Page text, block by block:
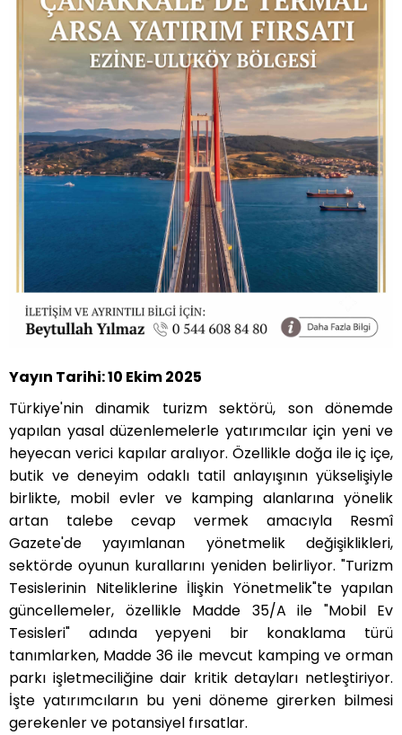
Yayın Tarihi: 10 Ekim 2025
Türkiye'nin dinamik turizm sektörü, son dönemde
yapılan yasal düzenlemelerle yatırımcılar için yeni ve
heyecan verici kapılar aralıyor. Özellikle doğa ile iç içe,
butik ve deneyim odaklı tatil anlayışının yükselişiyle
birlikte, mobil evler ve kamping alanlarına yönelik
artan talebe cevap vermek amacıyla Resmî
Gazete'de yayımlanan yönetmelik değişiklikleri,
sektörde oyunun kurallarını yeniden belirliyor. "Turizm
Tesislerinin Niteliklerine İlişkin Yönetmelik"te yapılan
güncellemeler, özellikle Madde 35/A ile "Mobil Ev
Tesisleri" adında yepyeni bir konaklama türü
tanımlarken, Madde 36 ile mevcut kamping ve orman
parkı işletmeciliğine dair kritik detayları netleştiriyor.
İşte yatırımcıların bu yeni döneme girerken bilmesi
gerekenler ve potansiyel fırsatlar.